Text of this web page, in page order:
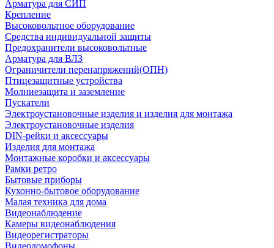
Арматура для СИП
Крепление
Высоковольтное оборудование
Средства индивидуальной защиты
Предохранители высоковольтные
Арматура для ВЛЗ
Ограничители перенапряжений(ОПН)
Птицезащитные устройства
Молниезащита и заземление
Пускатели
Электроустановочные изделия и изделия для монтажа
Электроустановочные изделия
DIN-рейки и аксессуары
Изделия для монтажа
Монтажные коробки и аксессуары
Рамки ретро
Бытовые приборы
Кухонно-бытовое оборудование
Малая техника для дома
Видеонаблюдение
Камеры видеонаблюдения
Видеорегистраторы
Видеодомофоны